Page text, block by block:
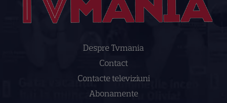
Despre Tvmania
Contact
Contacte televiziuni
Abonamente